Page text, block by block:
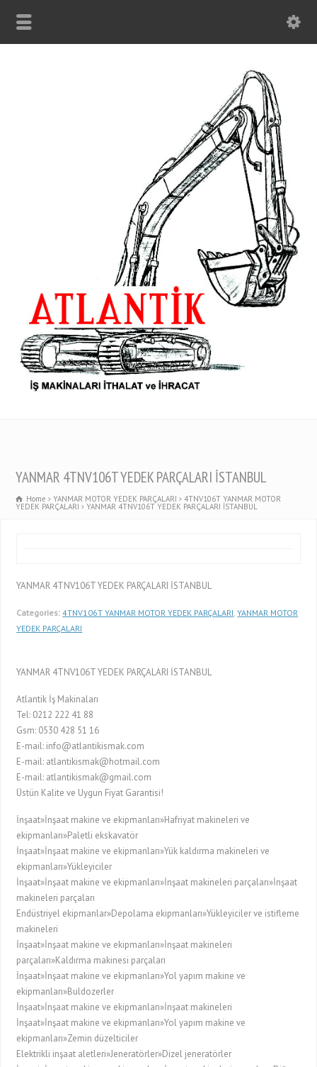
YANMAR 4TNV106T YEDEK PARÇALARI İSTANBUL
Home YANMAR MOTOR YEDEK PARÇALARI 4TNV106T YANMAR MOTOR
YEDEK PARÇALARI YANMAR 4TNV106T YEDEK PARÇALARI İSTANBUL
YANMAR 4TNV106T YEDEK PARÇALARI İSTANBUL
Categories: 4TNV106T YANMAR MOTOR YEDEK PARÇALARI ,YANMAR MOTOR
YEDEK PARÇALARI
YANMAR 4TNV106T YEDEK PARÇALARI İSTANBUL
Atlantik İş Makinaları
Tel: 0212 222 41 88
Gsm: 0530 428 51 16
E-mail: info@atlantikismak.com
E-mail: atlantikismak@hotmail.com
E-mail: atlantikismak@gmail.com
Üstün Kalite ve Uygun Fiyat Garantisi!
İnşaat»İnşaat makine ve ekipmanları»Hafriyat makineleri ve
ekipmanları»Paletli ekskavatör
İnşaat»İnşaat makine ve ekipmanları»Yük kaldırma makineleri ve
ekipmanları»Yükleyiciler
İnşaat»İnşaat makine ve ekipmanları»İnşaat makineleri parçaları»İnşaat
makineleri parçaları
Endüstriyel ekipmanlar»Depolama ekipmanları»Yükleyiciler ve istifleme
makineleri
İnşaat»İnşaat makine ve ekipmanları»İnşaat makineleri
parçaları»Kaldırma makinesi parçaları
İnşaat»İnşaat makine ve ekipmanları»Yol yapım makine ve
ekipmanları»Buldozerler
İnşaat»İnşaat makine ve ekipmanları»İnşaat makineleri
İnşaat»İnşaat makine ve ekipmanları»Yol yapım makine ve
ekipmanları»Zemin düzelticiler
Elektrikli inşaat aletleri»Jeneratörler»Dizel jeneratörler